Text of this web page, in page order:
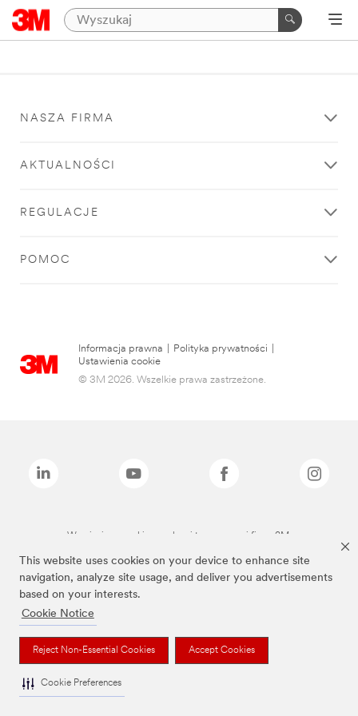
This website uses cookies on your device to enhance site
navigation, analyze site usage, and deliver you advertisements
based on your interests.
Cookie Notice
Reject Non-Essential Cookies Accept Cookies
Cookie Preferences
NASZA FIRMA
AKTUALNOŚCI
REGULACJE
POMOC
Informacja prawna Polityka prywatności
Ustawienia cookie
© 3M 2026. Wszelkie prawa zastrzeżone.
Wymienione marki są znakami towarowymi firmy 3M.